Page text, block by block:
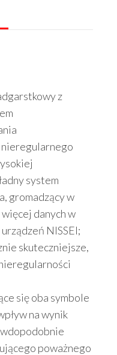
z
nieregularnego
system
gromadzący w
danych w
NISSEI;
skuteczniejsze,
się oba symbole
na wynik
poważnego